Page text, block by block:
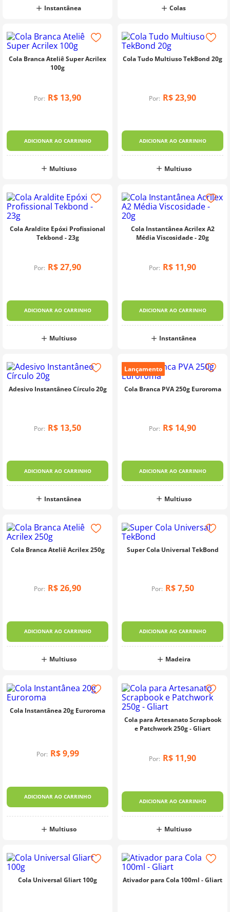
Instantânea Colas
Cola Branca Ateliê Super Acrilex
100g
Por: R$ 13,90
ADICIONAR AO CARRINHO
Multiuso
Cola Tudo Multiuso TekBond 20g
Por: R$23,90
ADICIONAR AO CARRINHO
Multiuso
Cola Araldite Epóxi Profissional
Tekbond - 23g
Por: R$27,90
ADICIONAR AO CARRINHO
Multiuso
Cola Instantânea Acrilex A2
Média Viscosidade - 20g
Por: R$ 11,90
ADICIONAR AO CARRINHO
Instantânea
Adesivo Instantâneo Círculo 20g
Por: R$ 13,50
ADICIONAR AO CARRINHO
Instantânea
Lançamento
Cola Branca PVA 250g Euroroma
Por: R$ 14,90
ADICIONAR AO CARRINHO
Multiuso
Cola Branca Ateliê Acrilex 250g
Por: R$26,90
ADICIONAR AO CARRINHO
Multiuso
Super Cola Universal TekBond
Por: R$ 7,50
ADICIONAR AO CARRINHO
Madeira
Cola Instantânea 20g Euroroma
Por: R$ 9,99
ADICIONAR AO CARRINHO
Multiuso
Cola para Artesanato Scrapbook
e Patchwork 250g - Gliart
Por: R$ 11,90
ADICIONAR AO CARRINHO
Multiuso
Cola Universal Gliart 100g Ativador para Cola 100ml - Gliart